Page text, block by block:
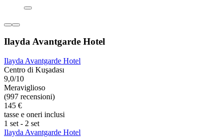
Ilayda Avantgarde Hotel
Ilayda Avantgarde Hotel
Centro di Kuşadası
9,0/10
Meraviglioso
(997 recensioni)
145 €
tasse e oneri inclusi
1 set - 2 set
Ilayda Avantgarde Hotel